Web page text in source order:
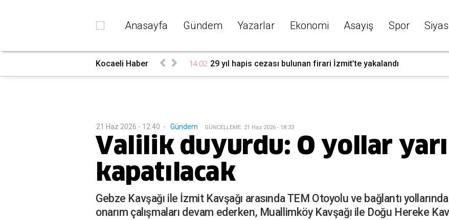
Anasayfa Gündem Yazarlar Ekonomi Asayiş Spor
Kocaeli Haber 14:02 29 yıl hapis cezası bulunan firari İzmit’te yakalandı
21 Haz 2026 - 12:40 - Gündem GÜNCELLEME: 21 Haz 2026 - 18:33
Valilik duyurdu: O yollar
kapatılacak
Gebze Kavşağı ile İzmit Kavşağı arasında TEM Otoyolu ve bağlantı
onarım çalışmaları devam ederken, Muallimköy Kavşağı ile Doğu Hereke